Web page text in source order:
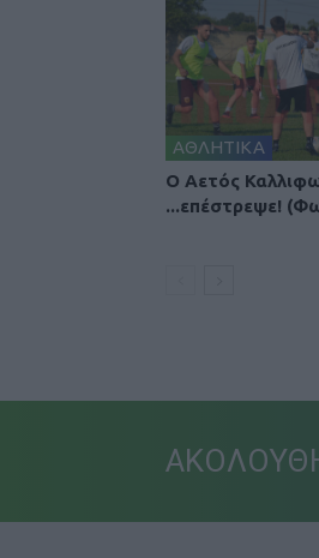
ΑΘΛΗΤΙΚΑ
Ο Αετός
...επέστρεψε!